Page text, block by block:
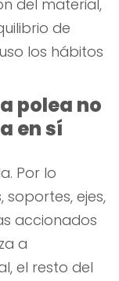
del material,
de
los hábitos
polea no
en sí
Por lo
ejes,
accionados
a
el resto del